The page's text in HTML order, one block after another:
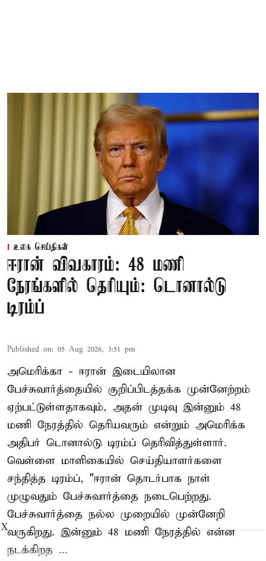
உலக செய்திகள்
ஈரான் விவகாரம்: 48 மணி
நேரங்களில் தெரியும்: டொனால்டு
டிரம்ப்
Published on: 05 Aug 2026, 3:51 pm
அமெரிக்கா - ஈரான் இடையிலான
பேச்சுவார்த்தையில் குறிப்பிடத்தக்க முன்னேற்றம்
ஏற்பட்டுள்ளதாகவும், அதன் முடிவு இன்னும் 48
மணி நேரத்தில் தெரியவரும் என்றும் அமெரிக்க
அதிபர் டொனால்டு டிரம்ப் தெரிவித்துள்ளார்.
வெள்ளை மாளிகையில் செய்தியாளர்களை
சந்தித்த டிரம்ப், "ஈரான் தொடர்பாக நாள்
முழுவதும் பேச்சுவார்த்தை நடைபெற்றது.
பேச்சுவார்த்தை நல்ல முறையில் முன்னேறி
வருகிறது. இன்னும் 48 மணி நேரத்தில் என்ன
நடக்கிறத ...
X